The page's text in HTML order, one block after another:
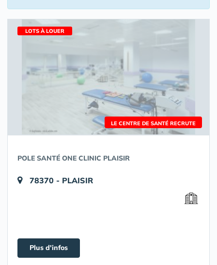
LE CENTRE DE SANTÉ RECRUTE
LOTS À LOUER
POLE SANTÉ ONE CLINIC PLAISIR
78370 - PLAISIR
Plus d'infos